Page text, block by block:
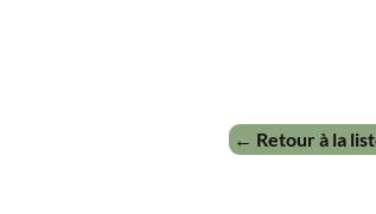
← Retour à la liste